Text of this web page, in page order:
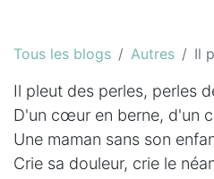
Tous les blogs Autres Il
Il pleut des perles, perles
D'un cœur en berne, d'un
Une maman sans son
Crie sa douleur, crie le